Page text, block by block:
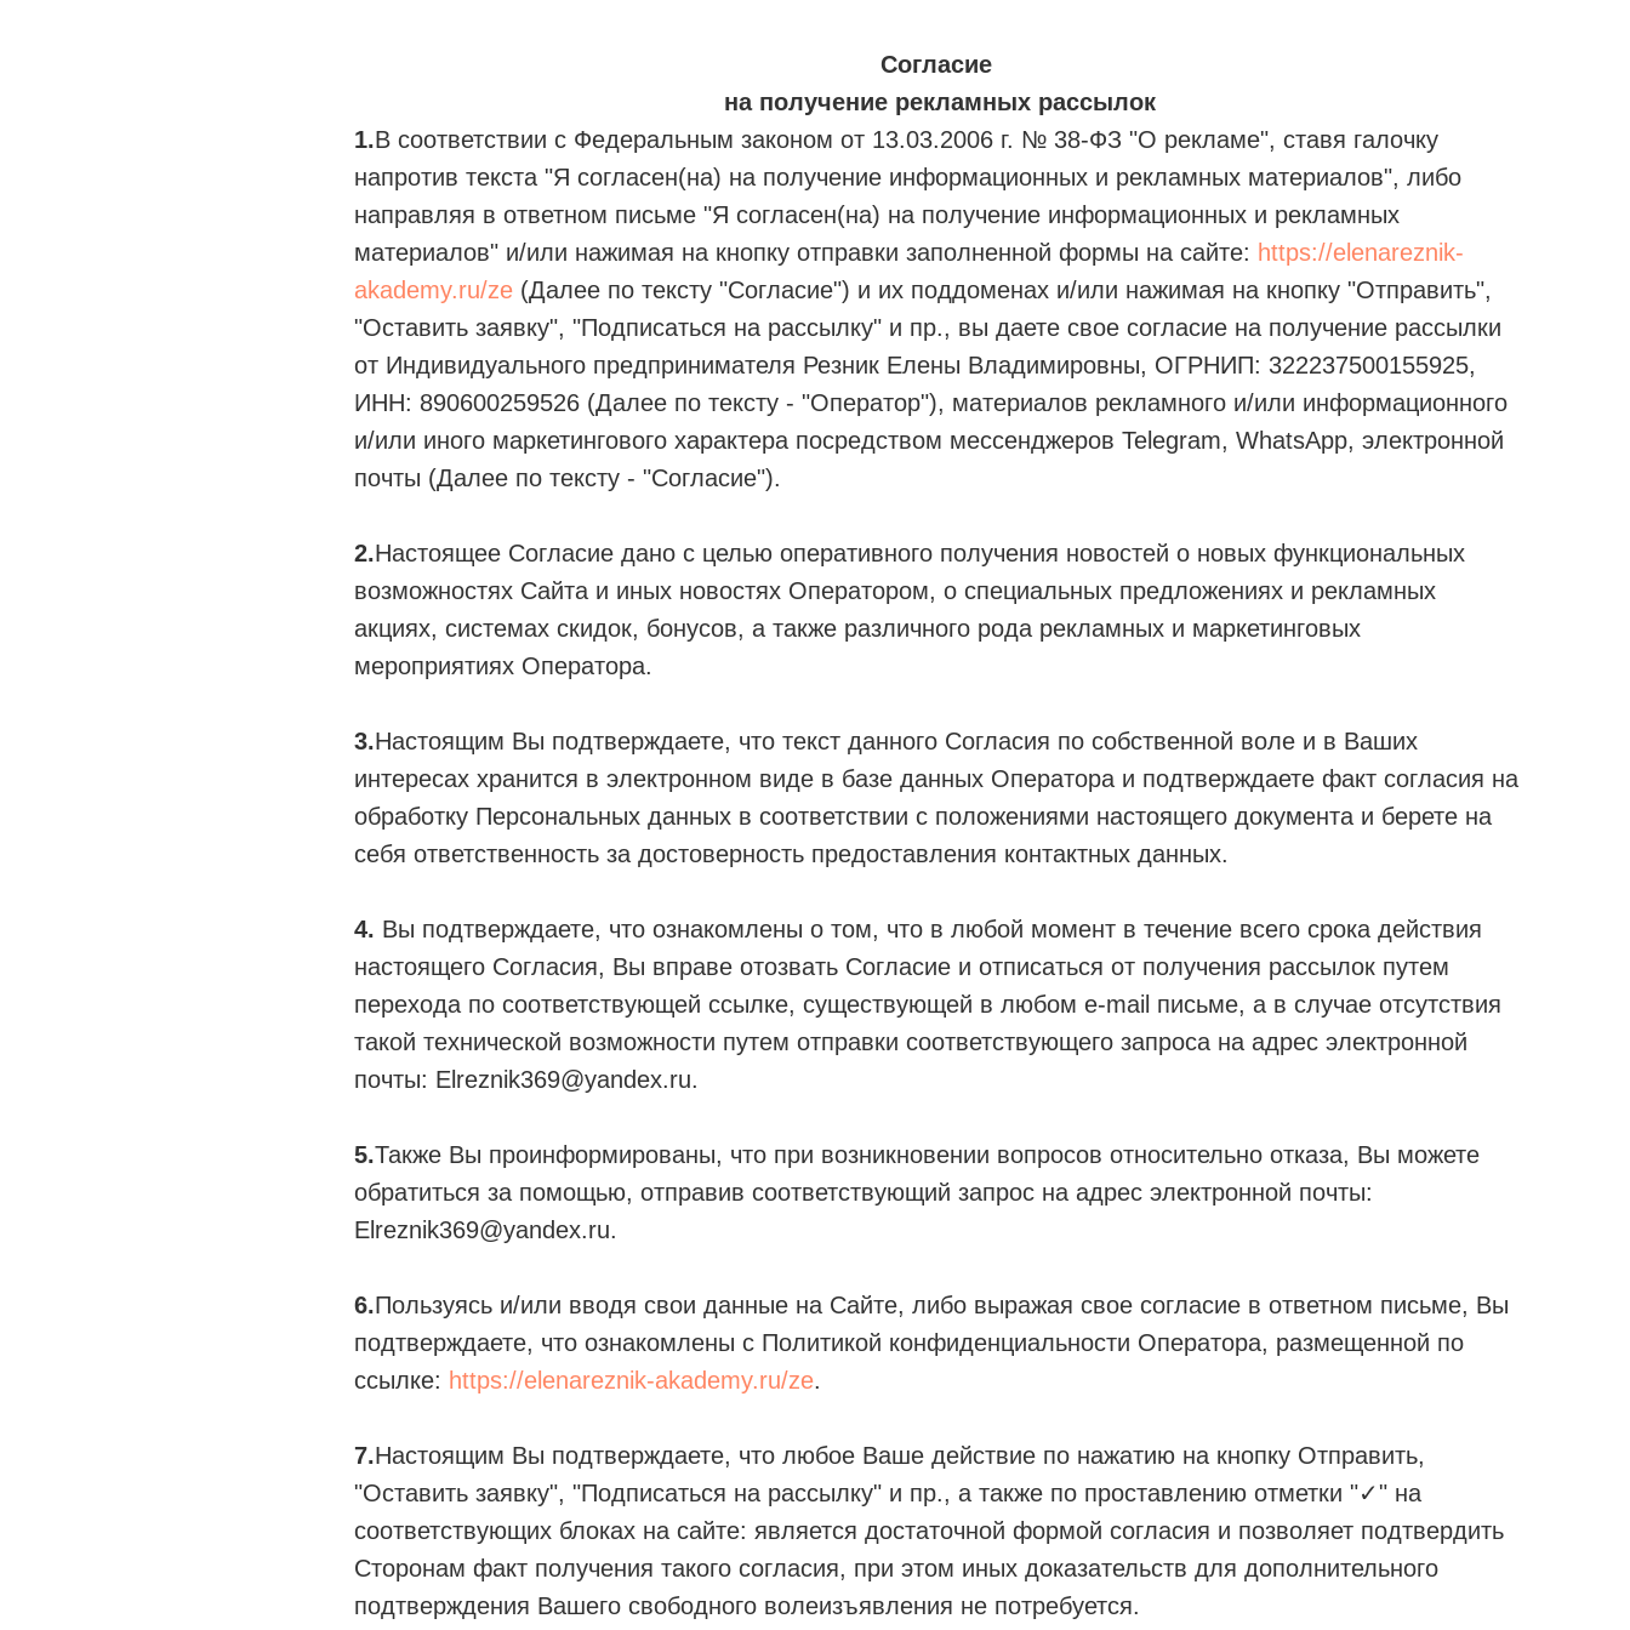
Согласие
на получение рекламных рассылок
1.В соответствии с Федеральным законом от 13.03.2006 г. № 38-ФЗ "О рекламе", ставя галочку
напротив текста "Я согласен(на) на получение информационных и рекламных материалов", либо
направляя в ответном письме "Я согласен(на) на получение информационных и рекламных
материалов" и/или нажимая на кнопку отправки заполненной формы на сайте: https://elenareznik-
akademy.ru/ze (Далее по тексту "Согласие") и их поддоменах и/или нажимая на кнопку "Отправить",
"Оставить заявку", "Подписаться на рассылку" и пр., вы даете свое согласие на получение рассылки
от Индивидуального предпринимателя Резник Елены Владимировны, ОГРНИП: 322237500155925,
ИНН: 890600259526 (Далее по тексту - "Оператор"), материалов рекламного и/или информационного
и/или иного маркетингового характера посредством мессенджеров Telegram, WhatsApp, электронной
почты (Далее по тексту - "Согласие").
2.Настоящее Согласие дано с целью оперативного получения новостей о новых функциональных
возможностях Сайта и иных новостях Оператором, о специальных предложениях и рекламных
акциях, системах скидок, бонусов, а также различного рода рекламных и маркетинговых
мероприятиях Оператора.
3.Настоящим Вы подтверждаете, что текст данного Согласия по собственной воле и в Ваших
интересах хранится в электронном виде в базе данных Оператора и подтверждаете факт согласия на
обработку Персональных данных в соответствии с положениями настоящего документа и берете на
себя ответственность за достоверность предоставления контактных данных.
4. Вы подтверждаете, что ознакомлены о том, что в любой момент в течение всего срока действия
настоящего Согласия, Вы вправе отозвать Согласие и отписаться от получения рассылок путем
перехода по соответствующей ссылке, существующей в любом e-mail письме, а в случае отсутствия
такой технической возможности путем отправки соответствующего запроса на адрес электронной
почты: Elreznik369@yandex.ru.
5.Также Вы проинформированы, что при возникновении вопросов относительно отказа, Вы можете
обратиться за помощью, отправив соответствующий запрос на адрес электронной почты:
Elreznik369@yandex.ru.
6.Пользуясь и/или вводя свои данные на Сайте, либо выражая свое согласие в ответном письме, Вы
подтверждаете, что ознакомлены с Политикой конфиденциальности Оператора, размещенной по
ссылке: https://elenareznik-akademy.ru/ze.
7.Настоящим Вы подтверждаете, что любое Ваше действие по нажатию на кнопку Отправить,
"Оставить заявку", "Подписаться на рассылку" и пр., а также по проставлению отметки "✓" на
соответствующих блоках на сайте: является достаточной формой согласия и позволяет подтвердить
Сторонам факт получения такого согласия, при этом иных доказательств для дополнительного
подтверждения Вашего свободного волеизъявления не потребуется.